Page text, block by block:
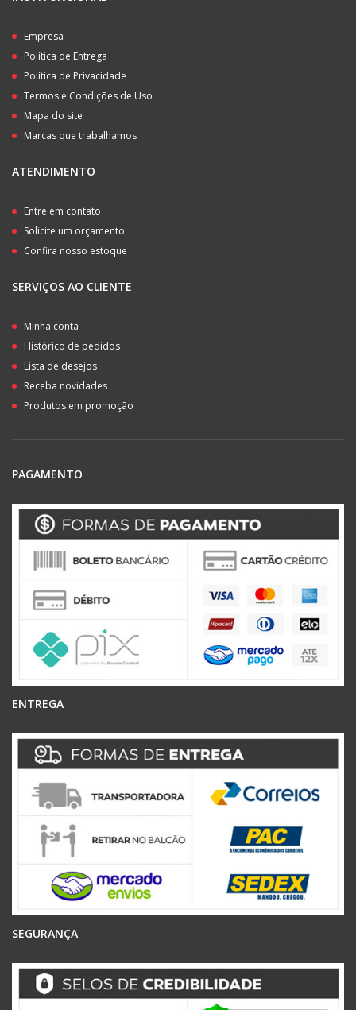
Empresa
Política de Entrega
Política de Privacidade
Termos e Condições de Uso
Mapa do site
Marcas que trabalhamos
ATENDIMENTO
Entre em contato
Solicite um orçamento
Confira nosso estoque
SERVIÇOS AO CLIENTE
Minha conta
Histórico de pedidos
Lista de desejos
Receba novidades
Produtos em promoção
PAGAMENTO
ENTREGA
SEGURANÇA